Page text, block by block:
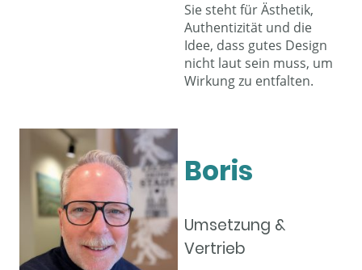
Sie steht für Ästhetik,
Authentizität und die
Idee, dass gutes Design
nicht laut sein muss, um
Wirkung zu entfalten.
Boris
Umsetzung &
Vertrieb